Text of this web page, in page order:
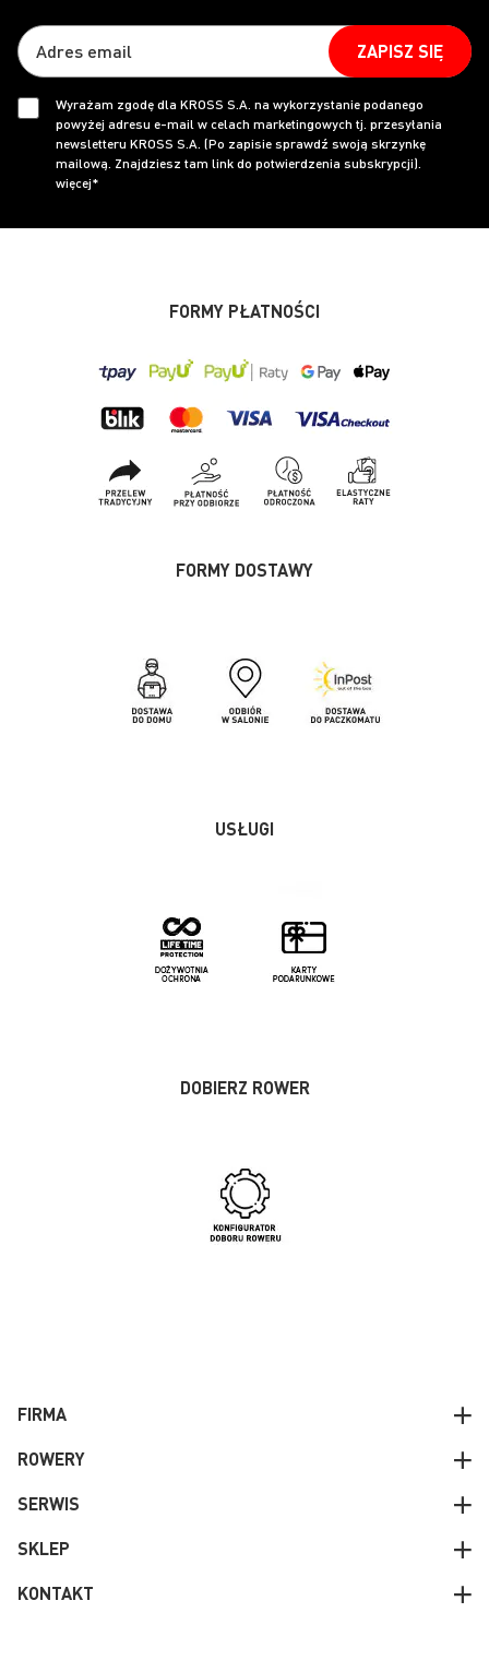
ZAPISZ SIĘ
Wyrażam zgodę dla KROSS S.A. na wykorzystanie podanego
powyżej adresu e-mail w celach marketingowych tj. przesyłania
newsletteru KROSS S.A. (Po zapisie sprawdź swoją skrzynkę
mailową. Znajdziesz tam link do potwierdzenia subskrypcji).
więcej*
FORMY PŁATNOŚCI
FORMY DOSTAWY
USŁUGI
DOBIERZ ROWER
FIRMA
ROWERY
SERWIS
SKLEP
KONTAKT